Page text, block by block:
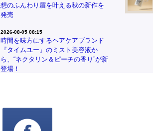
想のふんわり眉を叶える秋の新作を
発売
2026-08-05 08:15
時間を味方にするヘアケアブランド
『タイムユー』のミスト美容液か
ら、“ネクタリン＆ピーチの香り”が新
登場！